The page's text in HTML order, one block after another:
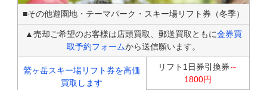
■その他遊園地・テーマパーク・スキー場リフト券（冬季）
▲売却ご希望のお客様は店頭買取、郵送買取ともに金券買
取予約フォームから送信願います。
鷲ヶ岳スキー場リフト券を高価
買取します
リフト1日券引換券 ～
1800円